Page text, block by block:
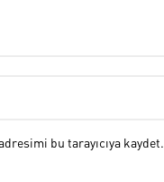
bu tarayıcıya kaydet.